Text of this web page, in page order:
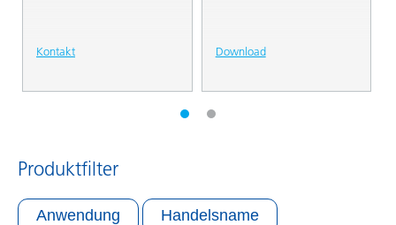
Kontakt Download
Produktfilter
Anwendung Handelsname